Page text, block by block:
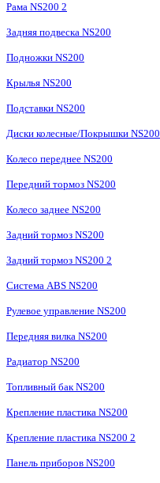
Рама NS200 2
Задняя подвеска NS200
Подножки NS200
Крылья NS200
Подставки NS200
Диски колесные/Покрышки NS200
Колесо переднее NS200
Передний тормоз NS200
Колесо заднее NS200
Задний тормоз NS200
Задний тормоз NS200 2
Система ABS NS200
Рулевое управление NS200
Передняя вилка NS200
Радиатор NS200
Топливный бак NS200
Крепление пластика NS200
Крепление пластика NS200 2
Панель приборов NS200